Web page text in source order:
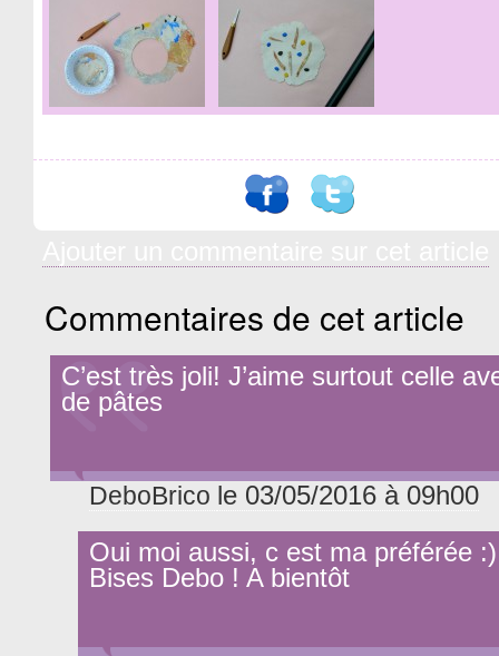
Commentaires de cet article
C’est très joli! J’aime surtout celle
de pâtes
DeboBrico le 03/05/2016 à 09h00
Oui moi aussi, c est ma préférée :)
Bises Debo ! A bientôt